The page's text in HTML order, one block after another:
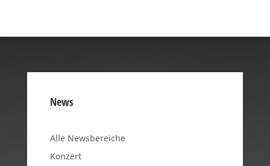
News
Alle Newsbereiche
Konzert